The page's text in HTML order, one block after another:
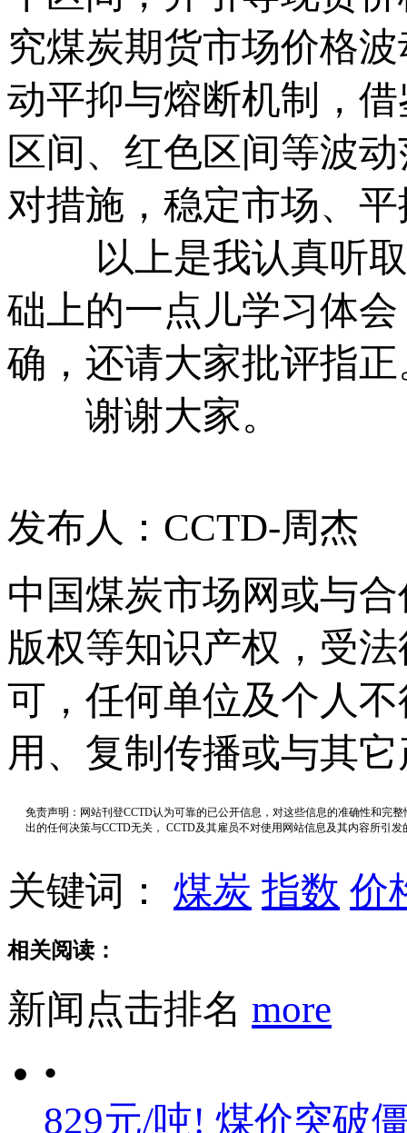
究煤炭期货市场价格
动平抑与熔断机制，
区间、红色区间等波
对措施，稳定市场、
以上是我认真听取
础上的一点儿学习体
确，还请大家批评指正
谢谢大家。
发布人：CCTD-周杰
中国煤炭市场网或与
版权等知识产权，受
可，任何单位及个人
用、复制传播或与其
免责声明：网站刊登CCTD认为可靠的已公开信息，对这些信息的准确性和完
出的任何决策与CCTD无关， CCTD及其雇员不对使用网站信息及其内容所引
关键词： 煤炭 指数 价
相关阅读：
新闻点击排名 more
•
829元/吨! 煤价突破